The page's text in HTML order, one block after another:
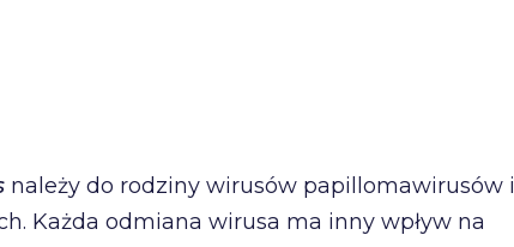
należy do rodziny wirusów papillomawirusów i
Każda odmiana wirusa ma inny wpływ na